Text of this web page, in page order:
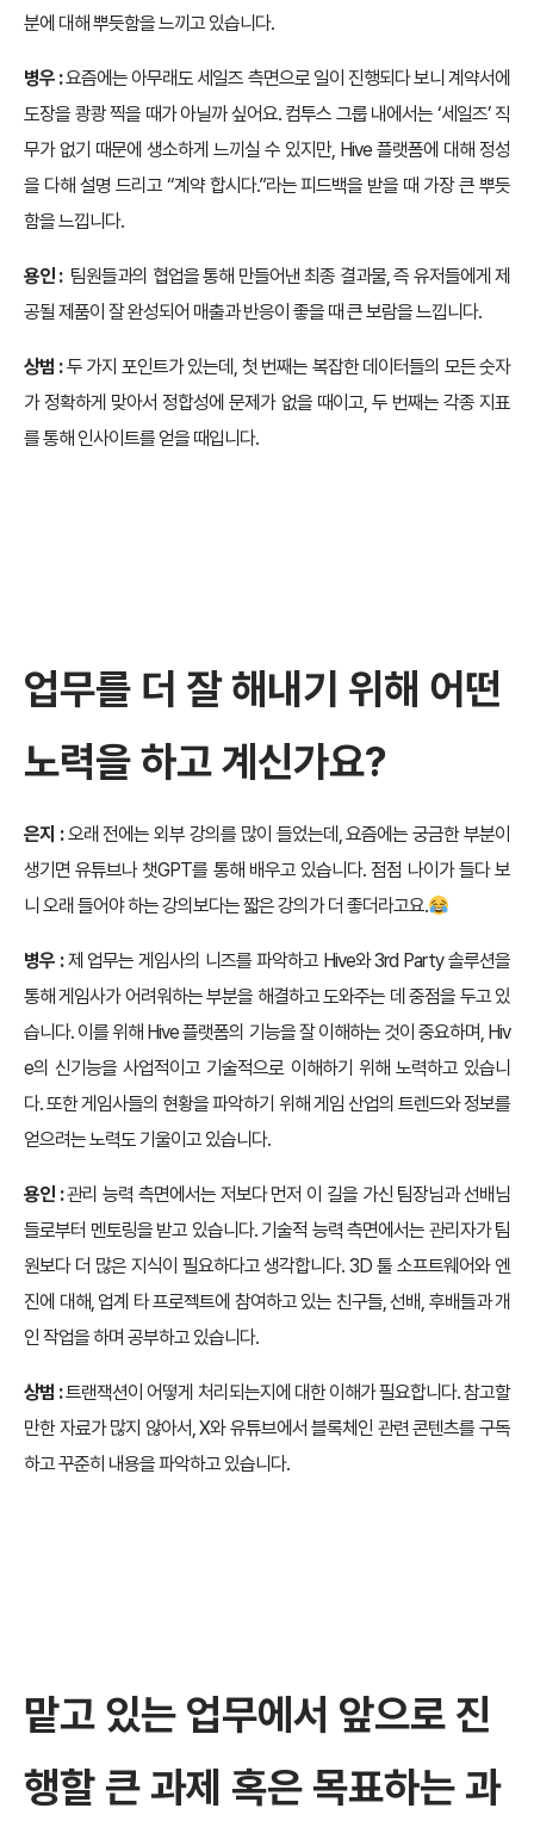
분에 대해 뿌듯함을 느끼고 있습니다.
병우 :요즘에는 아무래도 세일즈 측면으로 일이 진행되다 보니 계약서에
도장을 쾅쾅 찍을 때가 아닐까 싶어요. 컴투스 그룹 내에서는 ‘세일즈’ 직
무가 없기 때문에 생소하게 느끼실 수 있지만, Hive 플랫폼에 대해 정성
을 다해 설명 드리고 “계약 합시다.”라는 피드백을 받을 때 가장 큰 뿌듯
함을 느낍니다.
용인 : 팀원들과의 협업을 통해 만들어낸 최종 결과물, 즉 유저들에게 제
공될 제품이 잘 완성되어 매출과 반응이 좋을 때 큰 보람을 느낍니다.
상범 :두 가지 포인트가 있는데, 첫 번째는 복잡한 데이터들의 모든 숫자
가 정확하게 맞아서 정합성에 문제가 없을 때이고, 두 번째는 각종 지표
를 통해 인사이트를 얻을 때입니다.
업무를 더 잘 해내기 위해 어떤
노력을 하고 계신가요?
은지 :오래 전에는 외부 강의를 많이 들었는데, 요즘에는 궁금한 부분이
생기면 유튜브나 챗GPT를 통해 배우고 있습니다. 점점 나이가 들다 보
니 오래 들어야 하는 강의보다는 짧은 강의가 더 좋더라고요.
병우 :제 업무는 게임사의 니즈를 파악하고 Hive와 3rd Party 솔루션을
통해 게임사가 어려워하는 부분을 해결하고 도와주는 데 중점을 두고 있
습니다. 이를 위해 Hive 플랫폼의 기능을 잘 이해하는 것이 중요하며, Hiv
e의 신기능을 사업적이고 기술적으로 이해하기 위해 노력하고 있습니
다. 또한 게임사들의 현황을 파악하기 위해 게임 산업의 트렌드와 정보를
얻으려는 노력도 기울이고 있습니다.
용인 :관리 능력 측면에서는 저보다 먼저 이 길을 가신 팀장님과 선배님
들로부터 멘토링을 받고 있습니다. 기술적 능력 측면에서는 관리자가 팀
원보다 더 많은 지식이 필요하다고 생각합니다. 3D 툴 소프트웨어와 엔
진에 대해, 업계 타 프로젝트에 참여하고 있는 친구들, 선배, 후배들과 개
인 작업을 하며 공부하고 있습니다.
상범 :트랜잭션이 어떻게 처리되는지에 대한 이해가 필요합니다. 참고할
만한 자료가 많지 않아서, X와 유튜브에서 블록체인 관련 콘텐츠를 구독
하고 꾸준히 내용을 파악하고 있습니다.
맡고 있는 업무에서 앞으로 진
행할 큰 과제 혹은 목표하는 과